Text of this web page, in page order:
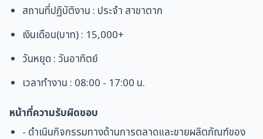
สถานที่ปฏิบัติงาน : ประจำ สาขาตาก
เงินเดือน(บาท) : 15,000+
วันหยุด : วันอาทิตย์
เวลาทำงาน : 08:00 - 17:00 น.
หน้าที่ความรับผิดชอบ
- ดำเนินกิจกรรมทางด้านการตลาดและขายผลิตภัณฑ์ของ